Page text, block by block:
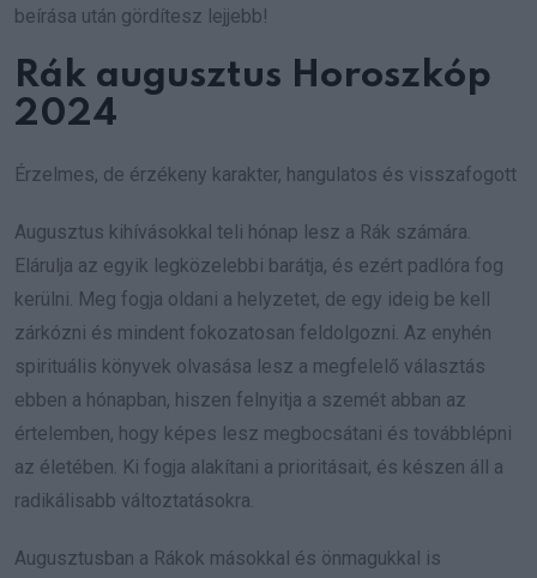
beírása után gördítesz lejjebb!
Rák augusztus Horoszkóp
2024
Érzelmes, de érzékeny karakter, hangulatos és visszafogott
Augusztus kihívásokkal teli hónap lesz a Rák számára.
Elárulja az egyik legközelebbi barátja, és ezért padlóra fog
kerülni. Meg fogja oldani a helyzetet, de egy ideig be kell
zárkózni és mindent fokozatosan feldolgozni. Az enyhén
spirituális könyvek olvasása lesz a megfelelő választás
ebben a hónapban, hiszen felnyitja a szemét abban az
értelemben, hogy képes lesz megbocsátani és továbblépni
az életében. Ki fogja alakítani a prioritásait, és készen áll a
radikálisabb változtatásokra.
Augusztusban a Rákok másokkal és önmagukkal is